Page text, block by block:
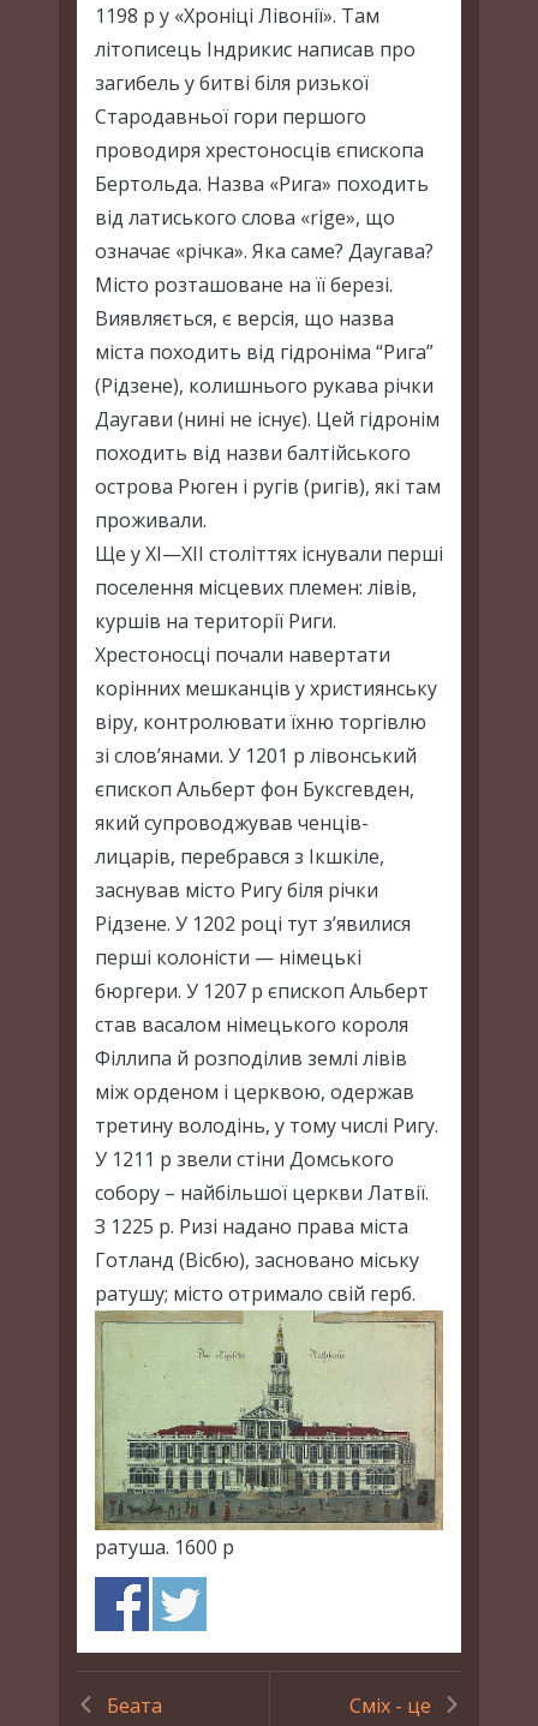
1198 р у «Хроніці Лівонії». Там
літописець Індрикис написав про
загибель у битві біля ризької
Стародавньої гори першого
проводиря хрестоносців єпископа
Бертольда. Назва «Рига» походить
від латиського слова «rіge», що
означає «річка». Яка саме? Даугава?
Місто розташоване на її березі.
Виявляється, є версія, що назва
міста походить від гідроніма “Рига”
(Рідзене), колишнього рукава річки
Даугави (нині не існує). Цей гідронім
походить від назви балтійського
острова Рюген і ругів (ригів), які там
проживали.
Ще у XI—XII століттях існували перші
поселення місцевих племен: лівів,
куршів на території Риги.
Хрестоносці почали навертати
корінних мешканців у християнську
віру, контролювати їхню торгівлю
зі слов’янами. У 1201 р лівонський
єпископ Альберт фон Буксгевден,
який супроводжував ченців-
лицарів, перебрався з Ікшкіле,
заснував місто Ригу біля річки
Рідзене. У 1202 році тут з’явилися
перші колоністи — німецькі
бюргери. У 1207 р єпископ Альберт
став васалом німецького короля
Філлипа й розподілив землі лівів
між орденом і церквою, одержав
третину володінь, у тому числі Ригу.
У 1211 р звели стіни Домського
собору – найбільшої церкви Латвії.
З 1225 р. Ризі надано права міста
Готланд (Вісбю), засновано міську
ратушу; місто отримало свій герб.
ратуша. 1600 р
Беата
Сміх - це